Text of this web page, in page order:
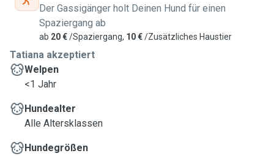
Der Gassigänger holt Deinen Hund für einen
Spaziergang ab
ab 20 €/Spaziergang, 10 €/Zusätzliches Haustier
Tatiana akzeptiert
Welpen
<1 Jahr
Hundealter
Alle Altersklassen
Hundegrößen